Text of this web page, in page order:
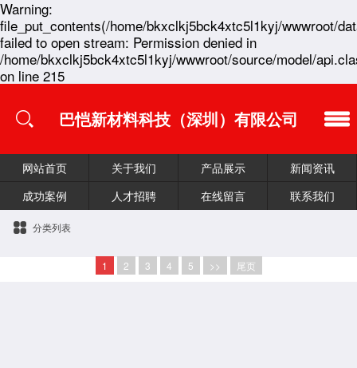
Warning:
file_put_contents(/home/bkxclkj5bck4xtc5l1kyj/wwwroot/
failed to open stream: Permission denied in
/home/bkxclkj5bck4xtc5l1kyj/wwwroot/source/model/
on line 215
巴恺新材料科技（深圳）有限公司
网站首页 关于我们 产品展示
新闻资讯
成功案例
人才招聘 在线留言 联系我们
分类列表
1 2 3 4 5 >> 尾页